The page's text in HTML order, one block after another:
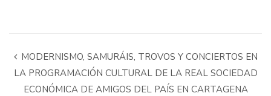
MODERNISMO, SAMURÁIS, TROVOS Y CONCIERTOS EN
LA PROGRAMACIÓN CULTURAL DE LA REAL SOCIEDAD
ECONÓMICA DE AMIGOS DEL PAÍS EN CARTAGENA